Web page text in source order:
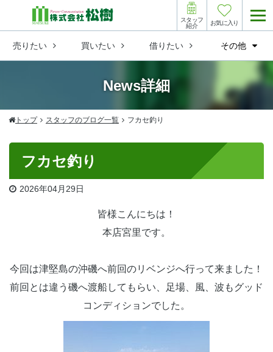
売りたい 買いたい 借りたい その他
スタッフ
紹介
お気に入り
News詳細
トップ スタッフのブログ一覧 フカセ釣り
フカセ釣り
2026年04月 29 日
皆様こんにちは！
本店宮里です。
今回は津堅島の沖磯へ前回のリベンジへ行って来ました！
前回とは違う磯へ渡船してもらい、足場、風、波もグッド
コンディションでした。